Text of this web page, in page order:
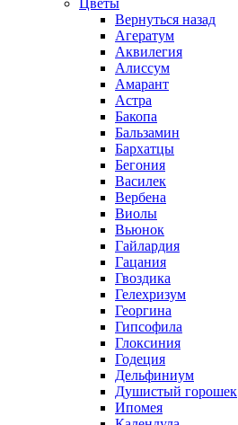
Вернуться назад
Агератум
Аквилегия
Алиссум
Амарант
Астра
Бакопа
Бальзамин
Бархатцы
Бегония
Василек
Вербена
Виолы
Вьюнок
Гайлардия
Гацания
Гвоздика
Гелехризум
Георгина
Гипсофила
Глоксиния
Годеция
Дельфиниум
Душистый горошек
Ипомея